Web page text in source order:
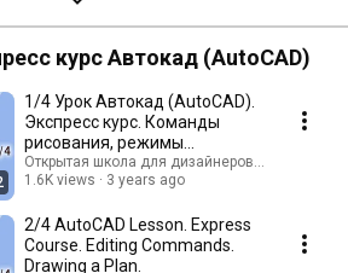
курс Автокад (AutoCAD)
1/4 Урок Автокад (AutoCAD).
Экспресс курс. Команды
рисования, режимы
построения (ОРТО, дин. ввод)
Открытая школа для дизайнеров интерьера
1.6K views
3 years ago
2/4 AutoCAD Lesson. Express
Course. Editing Commands.
Drawing a Plan.